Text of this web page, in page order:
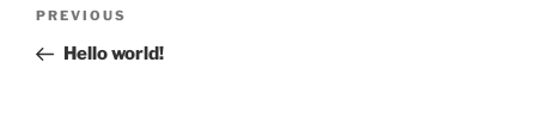
Previous
Post
PREVIOUS
Hello world!